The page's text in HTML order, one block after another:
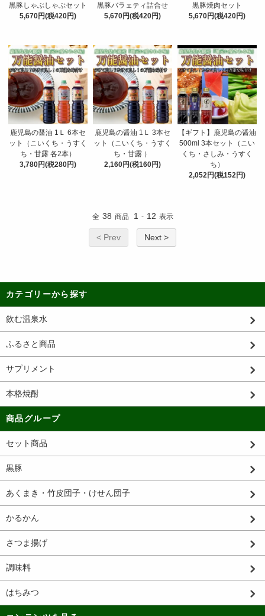
黒豚しゃぶしゃぶセット
5,670円(税420円)
黒豚バラェティ詰合せ
5,670円(税420円)
黒豚焼肉セット
5,670円(税420円)
鹿児島の醤油 1Ｌ 6本セ
ット（こいくち・うすく
ち・甘露 各2本）
3,780円(税280円)
鹿児島の醤油 1Ｌ 3本セ
ット（こいくち・うすく
ち・甘露 ）
2,160円(税160円)
【ギフト】鹿児島の醤油
500ml 3本セット（こい
くち・さしみ・うすく
ち）
2,052円(税152円)
全 38 商品 1 - 12 表示
< Prev Next >
カテゴリーから探す
飲む温泉水
ふるさと商品
サプリメント
本格焼酎
商品グループ
セット商品
黒豚
あくまき・竹皮団子・けせん団子
かるかん
さつま揚げ
調味料
はちみつ